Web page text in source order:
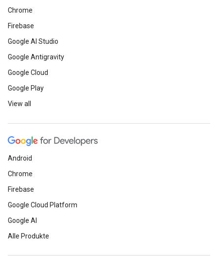
Chrome
Firebase
Google AI Studio
Google Antigravity
Google Cloud
Google Play
View all
Android
Chrome
Firebase
Google Cloud Platform
Google AI
Alle Produkte